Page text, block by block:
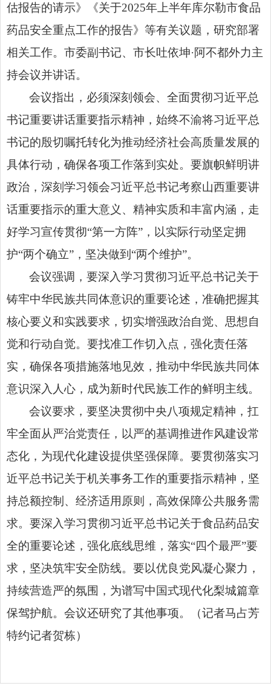
估报告的请示》《关于2025年上半年库尔勒市食品
药品安全重点工作的报告》等有关议题，研究部署
相关工作。市委副书记、市长吐依坤·阿不都外力主
持会议并讲话。
会议指出，必须深刻领会、全面贯彻习近平总
书记重要讲话重要指示精神，始终不渝将习近平总
书记的殷切嘱托转化为推动经济社会高质量发展的
具体行动，确保各项工作落到实处。要旗帜鲜明讲
政治，深刻学习领会习近平总书记考察山西重要讲
话重要指示的重大意义、精神实质和丰富内涵，走
好学习宣传贯彻“第一方阵”，以实际行动坚定拥
护“两个确立”，坚决做到“两个维护”。
会议强调，要深入学习贯彻习近平总书记关于
铸牢中华民族共同体意识的重要论述，准确把握其
核心要义和实践要求，切实增强政治自觉、思想自
觉和行动自觉。要找准工作切入点，强化责任落
实，确保各项措施落地见效，推动中华民族共同体
意识深入人心，成为新时代民族工作的鲜明主线。
会议要求，要坚决贯彻中央八项规定精神，扛
牢全面从严治党责任，以严的基调推进作风建设常
态化，为现代化建设提供坚强保障。要贯彻落实习
近平总书记关于机关事务工作的重要指示精神，坚
持总额控制、经济适用原则，高效保障公共服务需
求。要深入学习贯彻习近平总书记关于食品药品安
全的重要论述，强化底线思维，落实“四个最严”要
求，坚决筑牢安全防线。要以优良党风凝心聚力，
持续营造严的氛围，为谱写中国式现代化梨城篇章
保驾护航。会议还研究了其他事项。（记者马占芳
特约记者贺栋）